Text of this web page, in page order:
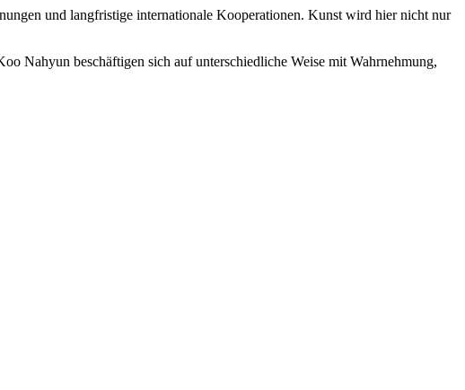
und langfristige internationale Kooperationen. Kunst wird hier nicht nur
Nahyun beschäftigen sich auf unterschiedliche Weise mit Wahrnehmung,